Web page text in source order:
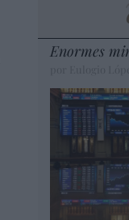
Enormes